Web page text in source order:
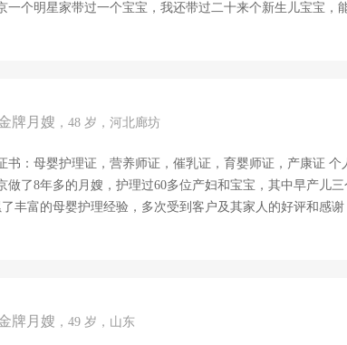
一个明星家带过一个宝宝，我还带过二十来个新生儿宝宝，
和别人合伙在老家宁乡开了一年的幼儿园，因为身体吃不消
单，20...
牌月嫂 ，48 岁，河北廊坊
：母婴护理证，营养师证，催乳证，育婴师证，产康证 个人证书：驾驶证 工作
做了8年多的月嫂，护理过60多位产妇和宝宝，其中早产儿
丰富的母婴护理经验，多次受到客户及其家人的好评和感
味，辅助产妇恢复身体。 个人评价： 这些年用自身对母婴护
牌月嫂 ，49 岁，山东